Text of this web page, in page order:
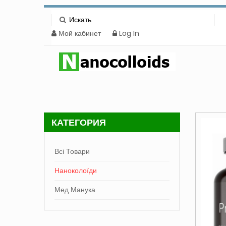
Мой кабинет Log In
КАТЕГОРИЯ
Всі Товари
Наноколоїди
Мед Манука